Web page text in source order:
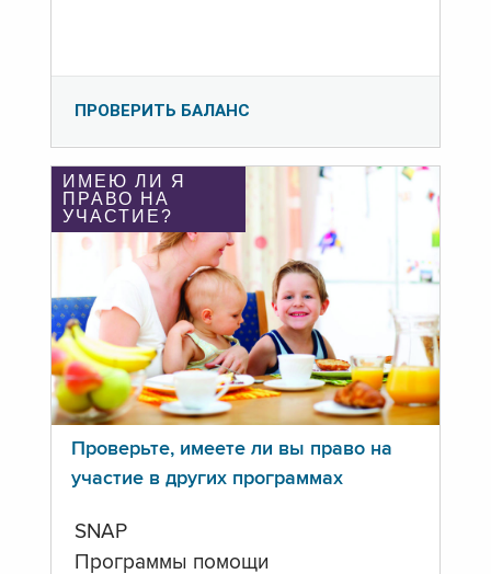
ПРОВЕРИТЬ БАЛАНС
ИМЕЮ ЛИ Я
ПРАВО НА
УЧАСТИЕ?
Проверьте, имеете ли вы право на
участие в других программах
SNAP
Программы помощи